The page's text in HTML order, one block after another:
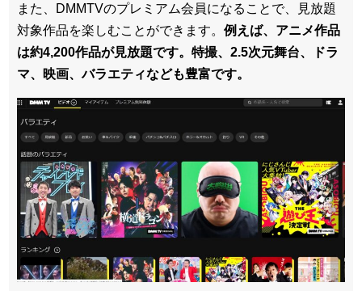
また、DMMTVのプレミアム会員になることで、見放題
対象作品を楽しむことができます。 例えば、アニメ作品
は約4,200作品が見放題です。特撮、2.5次元舞台、ドラ
マ、映画、バラエティなども豊富です。